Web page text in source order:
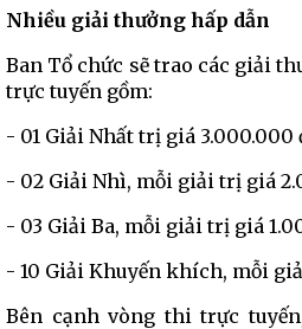
Nhiều giải thưởng hấp dẫn
Ban Tổ chức sẽ trao các giải
trực tuyến gồm:
- 01 Giải Nhất trị giá 3.000.000
- 02 Giải Nhì, mỗi giải trị giá
- 03 Giải Ba, mỗi giải trị giá
- 10 Giải Khuyến khích, mỗi
Bên cạnh vòng thi trực